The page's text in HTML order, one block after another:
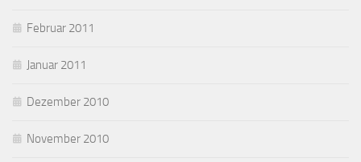
Februar 2011
Januar 2011
Dezember 2010
November 2010